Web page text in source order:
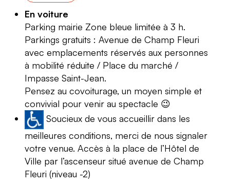
En voiture
Parking mairie Zone bleue limitée à 3 h.
Parkings gratuits : Avenue de Champ Fleuri
avec emplacements réservés aux personnes
à mobilité réduite / Place du marché /
Impasse Saint-Jean.
Pensez au covoiturage, un moyen simple et
convivial pour venir au spectacle 😉
Soucieux de vous accueillir dans les
meilleures conditions, merci de nous signaler
votre venue. Accès à la place de l’Hôtel de
Ville par l’ascenseur situé avenue de Champ
Fleuri (niveau -2)